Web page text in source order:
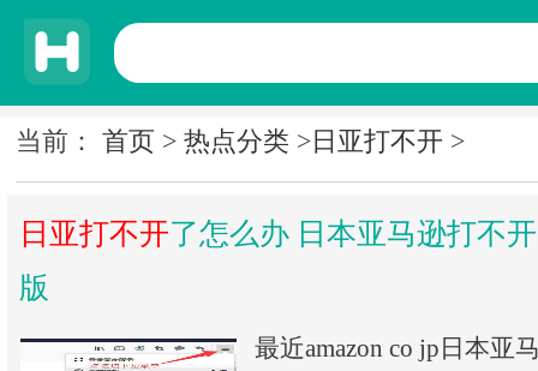
当前： 首页 > 热点分类 >日亚打不开 >
日亚打不开了怎么办 日本亚马逊打不
版
最近amazon co jp日本亚